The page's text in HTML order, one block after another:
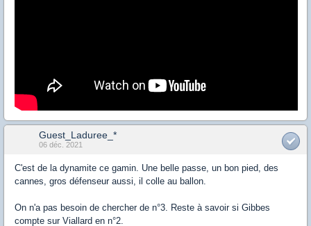
Guest_Laduree_*
06 déc. 2021
C'est de la dynamite ce gamin. Une belle passe, un bon pied, des
cannes, gros défenseur aussi, il colle au ballon.
On n'a pas besoin de chercher de n°3. Reste à savoir si Gibbes
compte sur Viallard en n°2.